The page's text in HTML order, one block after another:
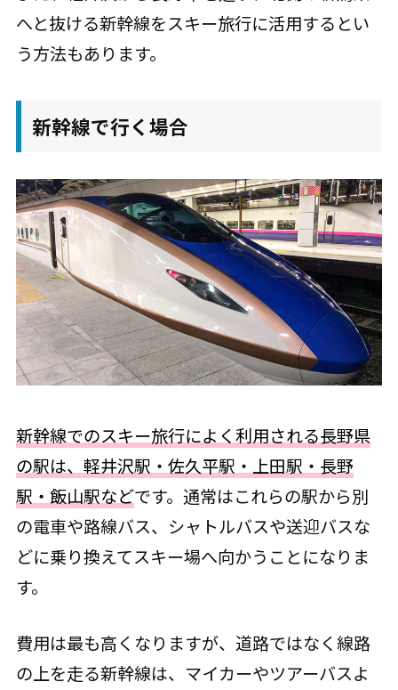
へと抜ける新幹線をスキー旅行に活用するとい
う方法もあります。
新幹線で行く場合
新幹線でのスキー旅行によく利用される長野県
の駅は、軽井沢駅・佐久平駅・上田駅・長野
駅・飯山駅などです。通常はこれらの駅から別
の電車や路線バス、シャトルバスや送迎バスな
どに乗り換えてスキー場へ向かうことになりま
す。
費用は最も高くなりますが、道路ではなく線路
の上を走る新幹線は、マイカーやツアーバスよ